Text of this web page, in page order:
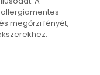
megőrzi fényét,